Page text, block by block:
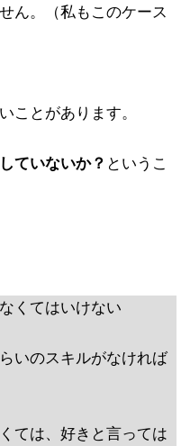
ん。（私もこのケース
ことがあります。
ていないか？ というこ
くてはいけない
いのスキルがなければ
ては、好きと言っては